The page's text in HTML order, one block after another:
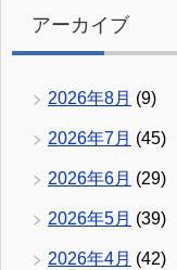
アーカイブ
2026年8月 (9)
2026年7月 (45)
2026年6月 (29)
2026年5月 (39)
2026年4月 (42)